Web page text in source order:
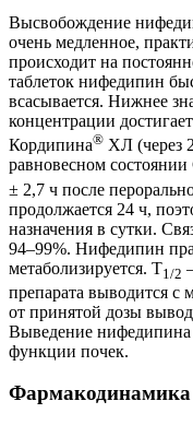
Высвобождение
очень медленное,
происходит на
таблеток нифедипин
всасывается. Нижнее
концентрации
Кордипина® ХЛ (через
равновесном состоянии
± 2,7 ч после
продолжается 24 ч,
назначения в сутки.
94–99%. Нифедипин
метаболизируется. T1/2
препарата выводится с
от принятой дозы
Выведение нифедипина
функции почек.
Фармакодинамика